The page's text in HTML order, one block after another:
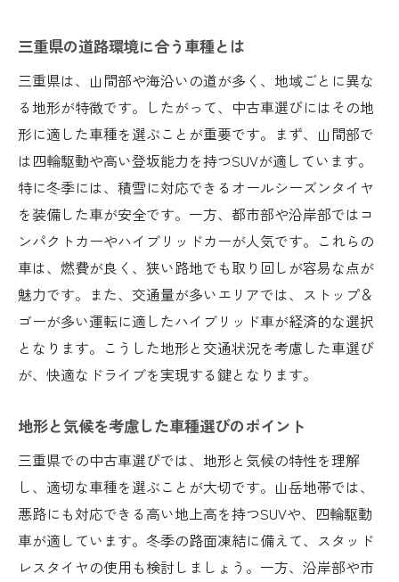
三重県の道路環境に合う車種とは
三重県は、山間部や海沿いの道が多く、地域ごとに異な
る地形が特徴です。したがって、中古車選びにはその地
形に適した車種を選ぶことが重要です。まず、山間部で
は四輪駆動や高い登坂能力を持つSUVが適しています。
特に冬季には、積雪に対応できるオールシーズンタイヤ
を装備した車が安全です。一方、都市部や沿岸部ではコ
ンパクトカーやハイブリッドカーが人気です。これらの
車は、燃費が良く、狭い路地でも取り回しが容易な点が
魅力です。また、交通量が多いエリアでは、ストップ＆
ゴーが多い運転に適したハイブリッド車が経済的な選択
となります。こうした地形と交通状況を考慮した車選び
が、快適なドライブを実現する鍵となります。
地形と気候を考慮した車種選びのポイント
三重県での中古車選びでは、地形と気候の特性を理解
し、適切な車種を選ぶことが大切です。山岳地帯では、
悪路にも対応できる高い地上高を持つSUVや、四輪駆動
車が適しています。冬季の路面凍結に備えて、スタッド
レスタイヤの使用も検討しましょう。一方、沿岸部や市